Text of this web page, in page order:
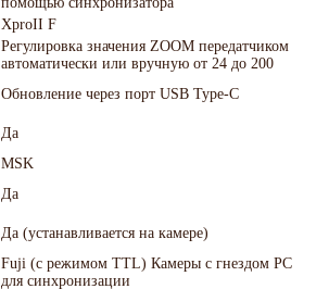
XproII F
Регулировка значения ZOOM передатчиком
автоматически или вручную от 24 до 200
Обновление через порт USB Type-C
Да
MSK
Да
Да (устанавливается на камере)
Fuji (с режимом TTL) Камеры с гнездом PC
для синхронизации